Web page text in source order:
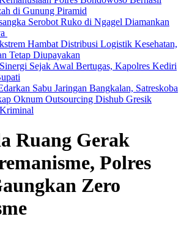
di Gunung Piramid
Serobot Ruko di Ngagel Diamankan
Hambat Distribusi Logistik Kesehatan,
Tetap Diupayakan
Sejak Awal Bertugas, Kapolres Kediri
Sabu Jaringan Bangkalan, Satreskoba
Oknum Outsourcing Dishub Gresik
Ruang Gerak
Polres
Zero